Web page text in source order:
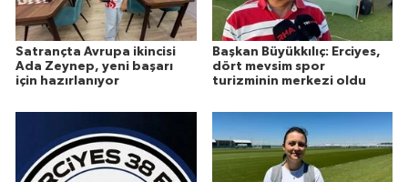
Satrançta Avrupa ikincisi
Ada Zeynep, yeni başarı
için hazırlanıyor
Başkan Büyükkılıç: Erciyes,
dört mevsim spor
turizminin merkezi oldu